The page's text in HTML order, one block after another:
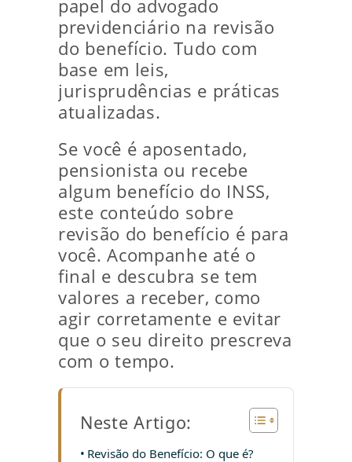
papel do advogado
previdenciário na revisão
do benefício. Tudo com
base em leis,
jurisprudências e práticas
atualizadas.
Se você é aposentado,
pensionista ou recebe
algum benefício do INSS,
este conteúdo sobre
revisão do benefício é para
você. Acompanhe até o
final e descubra se tem
valores a receber, como
agir corretamente e evitar
que o seu direito prescreva
com o tempo.
Neste Artigo:
Revisão do Benefício: O que é?